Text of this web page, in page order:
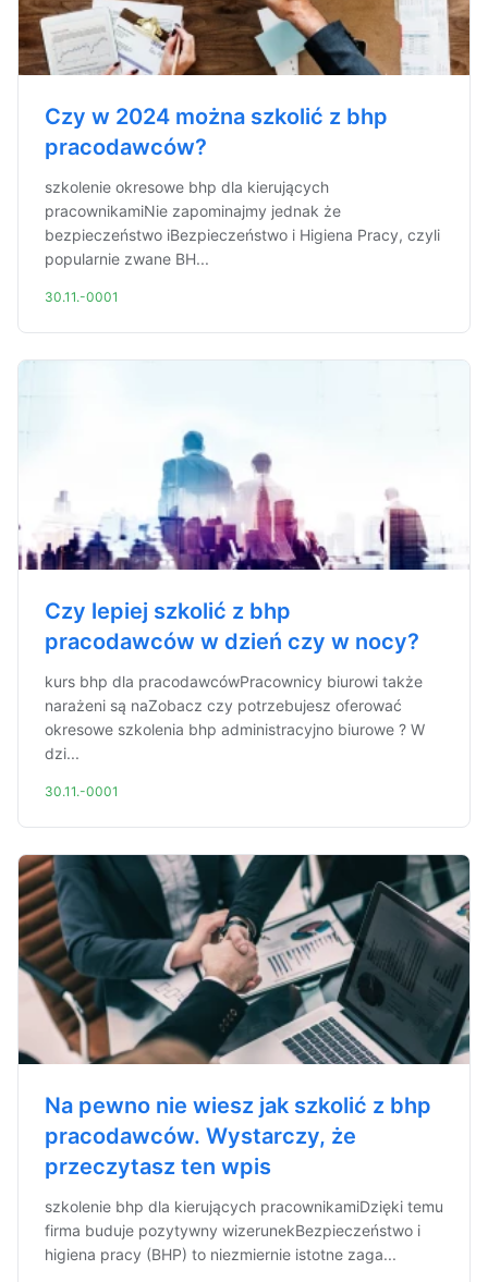
Czy w 2024 można szkolić z bhp
pracodawców?
szkolenie okresowe bhp dla kierujących
pracownikamiNie zapominajmy jednak że
bezpieczeństwo iBezpieczeństwo i Higiena Pracy, czyli
popularnie zwane BH...
30.11.-0001
Czy lepiej szkolić z bhp
pracodawców w dzień czy w nocy?
kurs bhp dla pracodawcówPracownicy biurowi także
narażeni są naZobacz czy potrzebujesz oferować
okresowe szkolenia bhp administracyjno biurowe ? W
dzi...
30.11.-0001
Na pewno nie wiesz jak szkolić z bhp
pracodawców. Wystarczy, że
przeczytasz ten wpis
szkolenie bhp dla kierujących pracownikamiDzięki temu
firma buduje pozytywny wizerunekBezpieczeństwo i
higiena pracy (BHP) to niezmiernie istotne zaga...